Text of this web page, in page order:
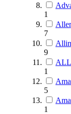
1
7
9
1
5
1